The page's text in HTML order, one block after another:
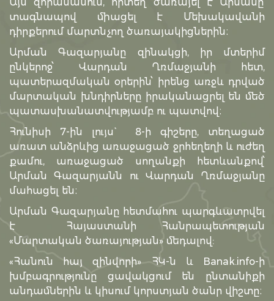
Այն զորամասում, որտեղ ծառայել է Արմանը՝
տագնապով միացել է Մեխակավանի
դիրքերում մարտնչող ծառայակիցներին։
Արման Գազարյանը զինակցի, իր մտերիմ
ընկերոջ՝ Վարդան Ղռմաջյանի հետ,
պատերազմական օրերին՝ իրենց առջև դրված
մարտական խնդիրները իրականացրել են մեծ
պատասխանատվությամբ ու պատվով։
Հունիսի 7-ին լույս` 8-ի գիշերը, տեղացած
առատ անձրևից առաջացած ջրհեղեղի և ուժեղ
քամու, առաջացած սողանքի հետևանքով՝
Արման Գազարյանն ու Վարդան Ղռմաջյանը
մահացել են։
Արման Գազարյանը հետմահու պարգևատրվել
է Հայաստանի Հանրապետության
«Մարտական ծառայության» մեդալով:
«Հանուն հայ զինվորի» ՀԿ-ն և Banak.info-ի
խմբագրությունը ցավակցում են ընտանիքի
անդամներին և կիսում կորստյան ծանր վիշտը։